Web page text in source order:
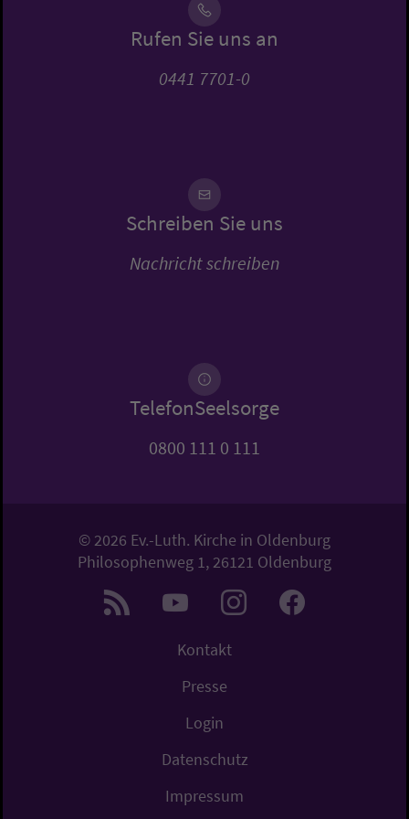
Rufen Sie uns an
0441 7701-0
Schreiben Sie uns
Nachricht schreiben
TelefonSeelsorge
0800 111 0 111
© 2026 Ev.-Luth. Kirche in Oldenburg
Philosophenweg 1, 26121 Oldenburg
Kontakt
Presse
Login
Datenschutz
Impressum